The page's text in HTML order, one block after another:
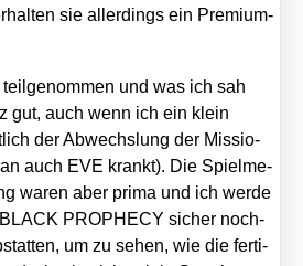
sie aller­dings ein Pre­mi­um-
teil­ge­nom­men und was ich sah
gut, auch wenn ich ein klein
der Abwechs­lung der Mis­sio­
auch EVE krankt). Die Spiel­me­
waren aber pri­ma und ich wer­de
PROPHECY sicher noch­
um zu sehen, wie die fer­ti­